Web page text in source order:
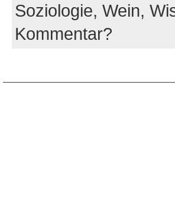
Soziologie, Wein,
Kommentar?